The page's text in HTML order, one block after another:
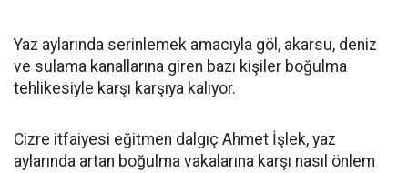
Yaz aylarında serinlemek amacıyla göl, akarsu, deniz
ve sulama kanallarına giren bazı kişiler boğulma
tehlikesiyle karşı karşıya kalıyor.
Cizre itfaiyesi eğitmen dalgıç Ahmet İşlek, yaz
aylarında artan boğulma vakalarına karşı nasıl önlem